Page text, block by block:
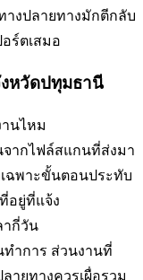
างปลายทางมักตีกลับ
ร์ตเสมอ
หวัดปทุมธานี
นไหม
จากไฟล์สแกนที่ส่งมา
ฉพาะขั้นตอนประทับ
อยู่ที่แจ้ง
ากี่วัน
ทำการ ส่วนงานที่
ายทางควรเผื่อรวม